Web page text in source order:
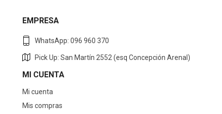
EMPRESA
WhatsApp: 096 960 370
Pick Up: San Martín 2552 (esq Concepción Arenal)
MI CUENTA
Mi cuenta
Mis compras